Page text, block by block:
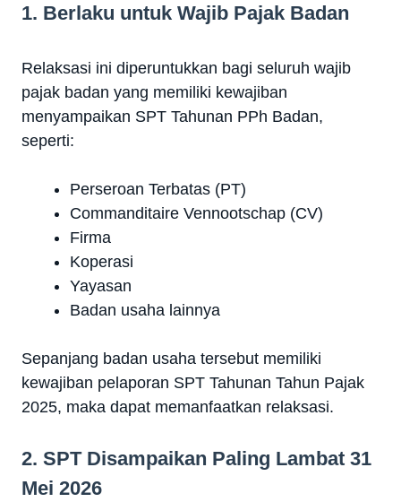
1. Berlaku untuk Wajib Pajak Badan
Relaksasi ini diperuntukkan bagi seluruh wajib
pajak badan yang memiliki kewajiban
menyampaikan SPT Tahunan PPh Badan,
seperti:
Perseroan Terbatas (PT)
Commanditaire Vennootschap (CV)
Firma
Koperasi
Yayasan
Badan usaha lainnya
Sepanjang badan usaha tersebut memiliki
kewajiban pelaporan SPT Tahunan Tahun Pajak
2025, maka dapat memanfaatkan relaksasi.
2. SPT Disampaikan Paling Lambat 31
Mei 2026